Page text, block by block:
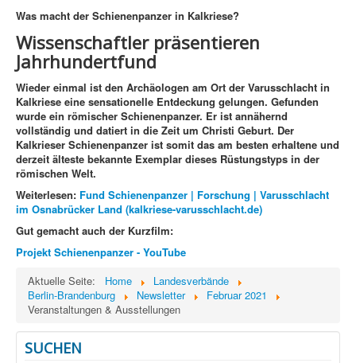
Was macht der Schienenpanzer in Kalkriese?
Wissenschaftler präsentieren
Jahrhundertfund
Wieder einmal ist den Archäologen am Ort der Varusschlacht in
Kalkriese eine sensationelle Entdeckung gelungen. Gefunden
wurde ein römischer Schienenpanzer. Er ist annähernd
vollständig und datiert in die Zeit um Christi Geburt. Der
Kalkrieser Schienenpanzer ist somit das am besten erhaltene und
derzeit älteste bekannte Exemplar dieses Rüstungstyps in der
römischen Welt.
Weiterlesen: Fund Schienenpanzer | Forschung | Varusschlacht
im Osnabrücker Land (kalkriese-varusschlacht.de)
Gut gemacht auch der Kurzfilm:
Projekt Schienenpanzer - YouTube
Aktuelle Seite:
Home
Landesverbände
Berlin-Brandenburg
Newsletter
Februar 2021
Veranstaltungen & Ausstellungen
SUCHEN